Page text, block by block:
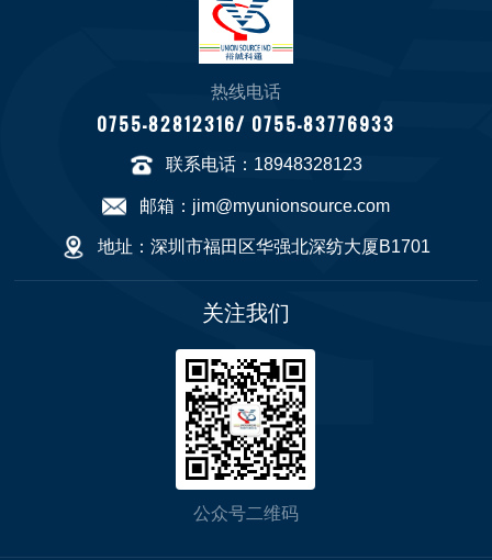
热线电话
0755-82812316/ 0755-83776933
联系电话：18948328123
邮箱：jim@myunionsource.com
地址：深圳市福田区华强北深纺大厦B1701
关注我们
公众号二维码